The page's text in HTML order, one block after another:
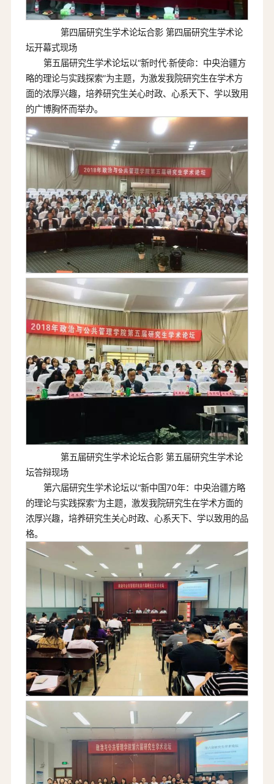
第四届研究生学术论坛合影 第四届研究生学术论
坛开幕式现场
第五届研究生学术论坛以“新时代·新使命：中央治疆方
略的理论与实践探索”为主题，为激发我院研究生在学术方
面的浓厚兴趣，培养研究生关心时政、心系天下、学以致用
的广博胸怀而举办。
第五届研究生学术论坛合影 第五届研究生学术论
坛答辩现场
第六届研究生学术论坛以“新中国70年：中央治疆方略
的理论与实践探索”为主题，激发我院研究生在学术方面的
浓厚兴趣，培养研究生关心时政、心系天下、学以致用的品
格。